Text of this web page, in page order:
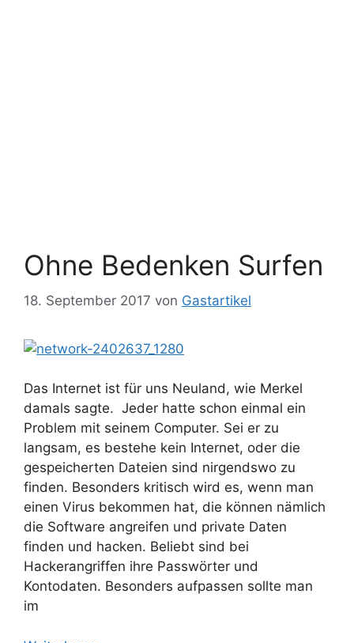
Ohne Bedenken Surfen
18. September 2017 von Gastartikel
Das Internet ist für uns Neuland, wie Merkel
damals sagte. Jeder hatte schon einmal ein
Problem mit seinem Computer. Sei er zu
langsam, es bestehe kein Internet, oder die
gespeicherten Dateien sind nirgendswo zu
finden. Besonders kritisch wird es, wenn man
einen Virus bekommen hat, die können nämlich
die Software angreifen und private Daten
finden und hacken. Beliebt sind bei
Hackerangriffen ihre Passwörter und
Kontodaten. Besonders aufpassen sollte man
im